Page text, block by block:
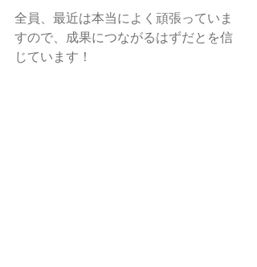
全員、最近は本当によく頑張っていま
すので、成果につながるはずだとを信
じています！